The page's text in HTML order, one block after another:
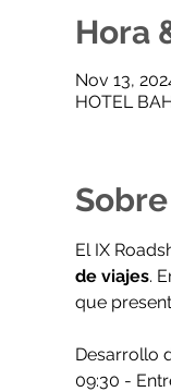
Hora
Nov 13,
HOTEL
El IX
de viajes.
que
Desarrollo
09:30 -